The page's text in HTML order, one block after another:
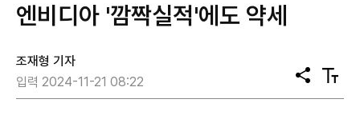
엔비디아 '깜짝실적'에도 약세
조재형 기자
입력 2024-11-21 08:22
공
유
텍
스